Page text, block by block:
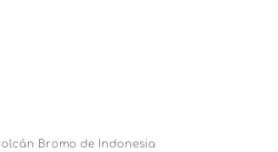
Bromo de Indonesia